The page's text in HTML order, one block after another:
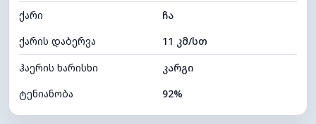
ქარი
ჩა
ქარის დაბერვა
11 კმ/სთ
ჰაერის ხარისხი
კარგი
ტენიანობა
92%